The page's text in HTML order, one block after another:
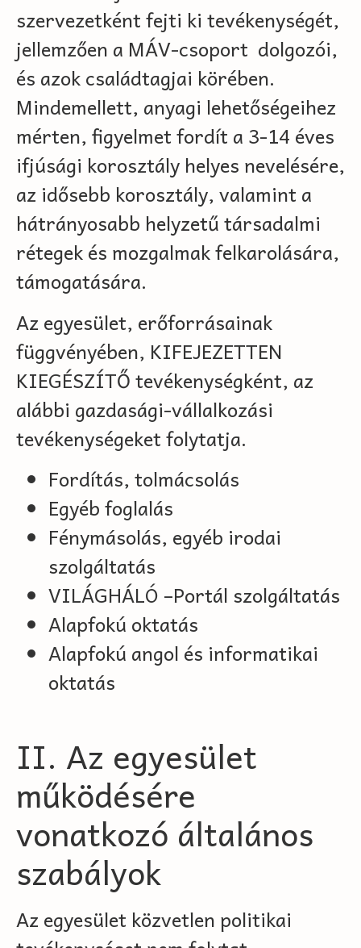
szervezetként fejti ki tevékenységét,
jellemzően a MÁV-csoport dolgozói,
és azok családtagjai körében.
Mindemellett, anyagi lehetőségeihez
mérten, figyelmet fordít a 3-14 éves
ifjúsági korosztály helyes nevelésére,
az idősebb korosztály, valamint a
hátrányosabb helyzetű társadalmi
rétegek és mozgalmak felkarolására,
támogatására.
Az egyesület, erőforrásainak
függvényében, KIFEJEZETTEN
KIEGÉSZÍTŐ tevékenységként, az
alábbi gazdasági-vállalkozási
tevékenységeket folytatja.
Fordítás, tolmácsolás
Egyéb foglalás
Fénymásolás, egyéb irodai
szolgáltatás
VILÁGHÁLÓ –Portál szolgáltatás
Alapfokú oktatás
Alapfokú angol és informatikai
oktatás
II. Az egyesület
működésére
vonatkozó általános
szabályok
Az egyesület közvetlen politikai